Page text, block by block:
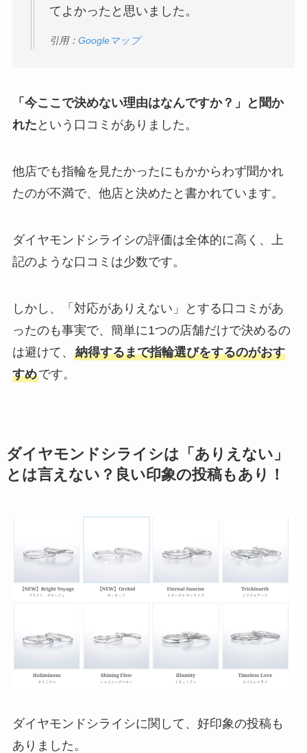
てよかったと思いました。
引用： Googleマップ
「今ここで決めない理由はなんですか？」と聞か
れた という口コミがありました。
他店でも指輪を見たかったにもかからわず聞かれ
たのが不満で、他店と決めたと書かれています。
ダイヤモンドシライシの評価は全体的に高く、上
記のような口コミは少数です。
しかし、「対応がありえない」とする口コミがあ
ったのも事実で、簡単に1つの店舗だけで決めるの
は避けて、 納得するまで指輪選びをするのがおす
すめです。
ダイヤモンドシライシは「ありえない」
とは言えない？良い印象の投稿もあり！
ダイヤモンドシライシに関して、好印象の投稿も
ありました。